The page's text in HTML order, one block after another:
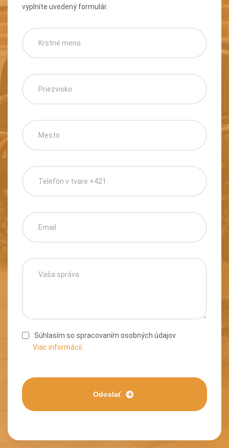
vyplníte uvedený formulár.
Súhlasím so spracovaním osobných údajov.
Viac informácií.
Odoslať